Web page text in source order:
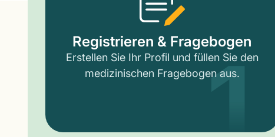
Registrieren & Fragebogen
Erstellen Sie Ihr Profil und füllen Sie den
medizinischen Fragebogen aus.
1